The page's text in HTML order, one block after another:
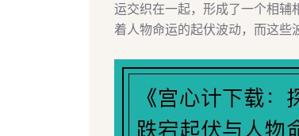
运交织在一起，形成了一个相辅
着人物命运的起伏波动，而这些